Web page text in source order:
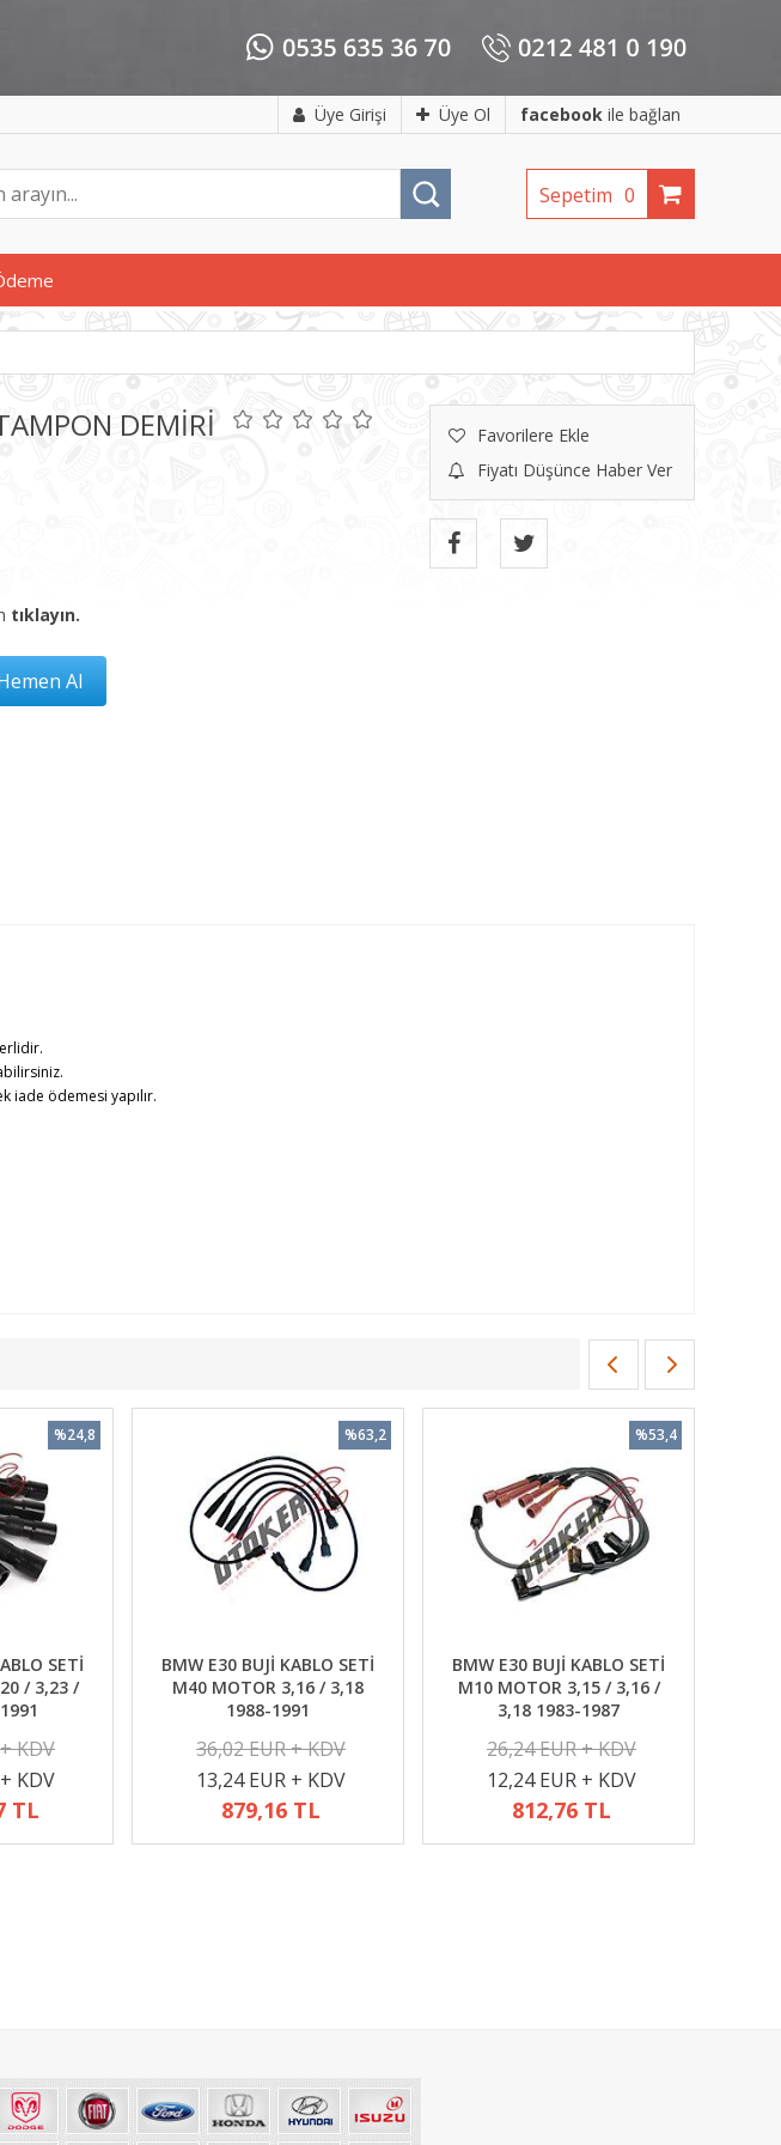
Üye Girişi Üye Ol facebook ile bağlan
Sepetim 0
DEMİRİ
Favorilere Ekle
Fiyatı Düşünce Haber Ver
tıklayın.
iade ödemesi yapılır.
SETİ
/ 3,23 /
KDV
KDV
TL
%24,8
BMW E30 BUJİ KABLO SETİ
M40 MOTOR 3,16 / 3,18
1988-1991
36,02 EUR + KDV
13,24 EUR + KDV
879,16 TL
%63,2
BMW E30 BUJİ KABLO SETİ
M10 MOTOR 3,15 / 3,16 /
3,18 1983-1987
26,24 EUR + KDV
12,24 EUR + KDV
812,76 TL
%53,4